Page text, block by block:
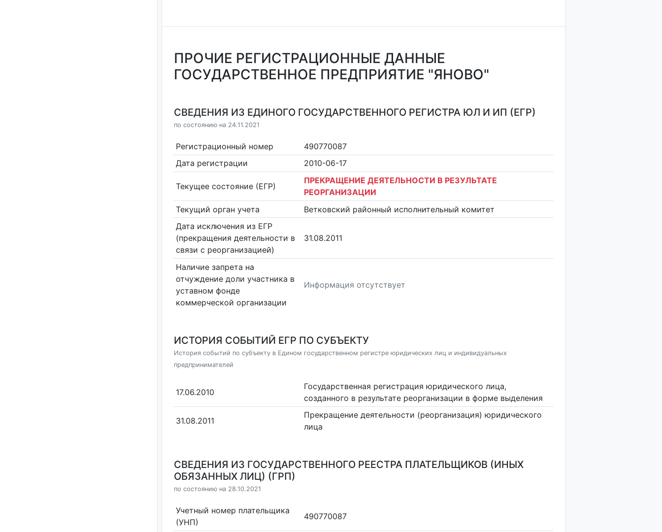
ПРОЧИЕ РЕГИСТРАЦИОННЫЕ ДАННЫЕ
ГОСУДАРСТВЕННОЕ ПРЕДПРИЯТИЕ "ЯНОВО"
СВЕДЕНИЯ ИЗ ЕДИНОГО ГОСУДАРСТВЕННОГО РЕГИСТРА ЮЛ И ИП (ЕГР)
по состоянию на 24.11.2021
Регистрационный номер
490770087
Дата регистрации
2010-06-17
Текущее состояние (ЕГР)
ПРЕКРАЩЕНИЕ ДЕЯТЕЛЬНОСТИ В РЕЗУЛЬТАТЕ
РЕОРГАНИЗАЦИИ
Текущий орган учета
Ветковский районный исполнительный комитет
Дата исключения из ЕГР
(прекращения деятельности в
связи с реорганизацией)
31.08.2011
Наличие запрета на
отчуждение доли участника в
уставном фонде
коммерческой организации
Информация отсутствует
ИСТОРИЯ СОБЫТИЙ ЕГР ПО СУБЪЕКТУ
История событий по субъекту в Едином государственном регистре юридических лиц и индивидуальных
предпринимателей
17.06.2010
Государственная регистрация юридического лица,
созданного в результате реорганизации в форме выделения
31.08.2011
Прекращение деятельности (реорганизация) юридического
лица
СВЕДЕНИЯ ИЗ ГОСУДАРСТВЕННОГО РЕЕСТРА ПЛАТЕЛЬЩИКОВ (ИНЫХ
ОБЯЗАННЫХ ЛИЦ) (ГРП)
по состоянию на 28.10.2021
Учетный номер плательщика
(УНП)
490770087